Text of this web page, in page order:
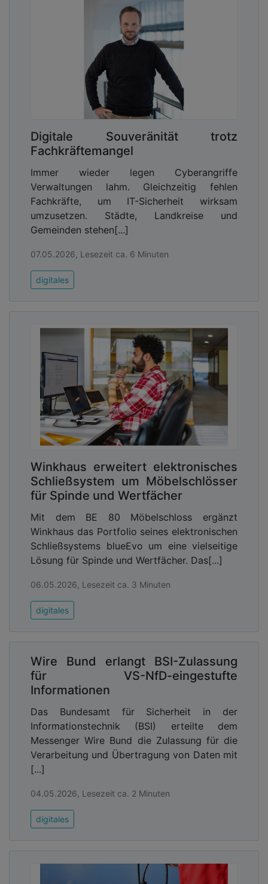
Digitale Souveränität trotz
Fachkräftemangel
Immer wieder legen Cyberangriffe
Verwaltungen lahm. Gleichzeitig fehlen
Fachkräfte, um IT-Sicherheit wirksam
umzusetzen. Städte, Landkreise und
Gemeinden stehen[...]
07.05.2026, Lesezeit ca. 6 Minuten
digitales
Winkhaus erweitert elektronisches
Schließsystem um Möbelschlösser
für Spinde und Wertfächer
Mit dem BE 80 Möbelschloss ergänzt
Winkhaus das Portfolio seines elektronischen
Schließsystems blueEvo um eine vielseitige
Lösung für Spinde und Wertfächer. Das[...]
06.05.2026, Lesezeit ca. 3 Minuten
digitales
Wire Bund erlangt BSI-Zulassung
für VS-NfD-eingestufte
Informationen
Das Bundesamt für Sicherheit in der
Informationstechnik (BSI) erteilte dem
Messenger Wire Bund die Zulassung für die
Verarbeitung und Übertragung von Daten mit
[...]
04.05.2026, Lesezeit ca. 2 Minuten
digitales